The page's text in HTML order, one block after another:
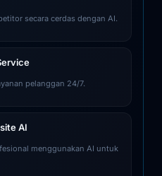
secara cerdas dengan AI.
pelanggan 24/7.
AI
menggunakan AI untuk